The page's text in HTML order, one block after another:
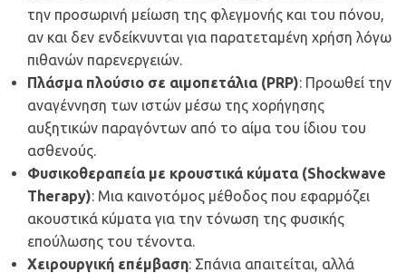
την προσωρινή μείωση της φλεγμονής και του πόνου,
αν και δεν ενδείκνυνται για παρατεταμένη χρήση λόγω
πιθανών παρενεργειών.
Πλάσμα πλούσιο σε αιμοπετάλια (PRP): Προωθεί την
αναγέννηση των ιστών μέσω της χορήγησης
αυξητικών παραγόντων από το αίμα του ίδιου του
ασθενούς.
Φυσικοθεραπεία με κρουστικά κύματα (Shockwave
Therapy): Μια καινοτόμος μέθοδος που εφαρμόζει
ακουστικά κύματα για την τόνωση της φυσικής
επούλωσης του τένοντα.
Χειρουργική επέμβαση: Σπάνια απαιτείται, αλλά